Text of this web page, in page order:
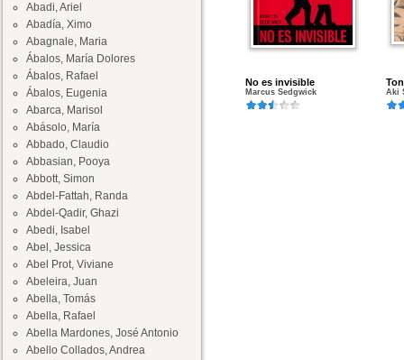
Abadi, Ariel
Abadía, Ximo
Abagnale, Maria
Ábalos, María Dolores
Ábalos, Rafael
Ábalos, Eugenia
Abarca, Marisol
Abásolo, María
Abbado, Claudio
Abbasian, Pooya
Abbott, Simon
Abdel-Fattah, Randa
Abdel-Qadir, Ghazi
Abedi, Isabel
Abel, Jessica
Abel Prot, Viviane
Abeleira, Juan
Abella, Tomás
Abella, Rafael
Abella Mardones, José Antonio
Abello Collados, Andrea
No es invisible
Marcus Sedgwick Aki